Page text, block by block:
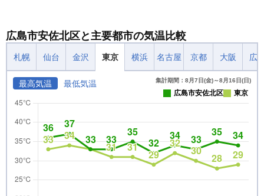
広島市安佐北区と主要都市の気温比較
札幌 仙台 金沢 東京 横浜 名古屋 京都 大阪 広
最高気温 最低気温 集計期間：8月7日(金)～8月16日(日)
広島市安佐北区 東京